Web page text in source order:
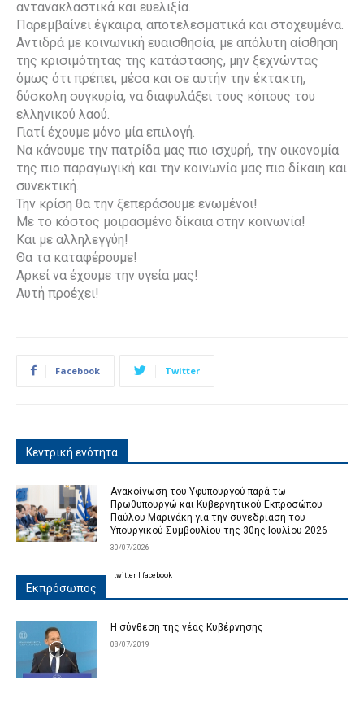
αντανακλαστικά και ευελιξία.
Παρεμβαίνει έγκαιρα, αποτελεσματικά και στοχευμένα.
Αντιδρά με κοινωνική ευαισθησία, με απόλυτη αίσθηση
της κρισιμότητας της κατάστασης, μην ξεχνώντας
όμως ότι πρέπει, μέσα και σε αυτήν την έκτακτη,
δύσκολη συγκυρία, να διαφυλάξει τους κόπους του
ελληνικού λαού.
Γιατί έχουμε μόνο μία επιλογή.
Να κάνουμε την πατρίδα μας πιο ισχυρή, την οικονομία
της πιο παραγωγική και την κοινωνία μας πιο δίκαιη και
συνεκτική.
Την κρίση θα την ξεπεράσουμε ενωμένοι!
Με το κόστος μοιρασμένο δίκαια στην κοινωνία!
Και με αλληλεγγύη!
Θα τα καταφέρουμε!
Αρκεί να έχουμε την υγεία μας!
Αυτή προέχει!
Facebook Twitter
Κεντρική ενότητα
Ανακοίνωση του Υφυπουργού παρά τω
Πρωθυπουργώ και Κυβερνητικού Εκπροσώπου
Παύλου Μαρινάκη για την συνεδρίαση του
Υπουργικού Συμβουλίου της 30ης Ιουλίου 2026
30/07/2026
Εκπρόσωπος
Η σύνθεση της νέας Κυβέρνησης
08/07/2019
twitter facebook